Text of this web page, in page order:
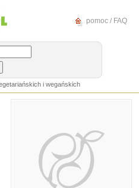
pomoc / FAQ
i wegańskich